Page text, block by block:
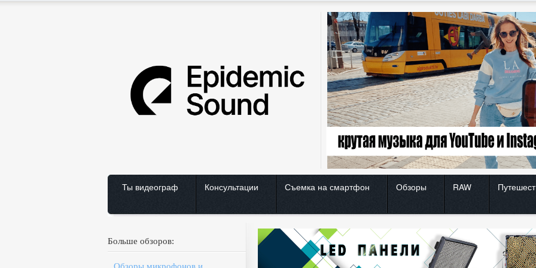
Ты видеограф Консультации Съемка на смартфон Обзоры RAW
Больше обзоров: